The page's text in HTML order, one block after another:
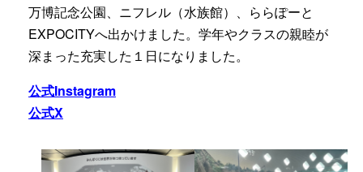
万博記念公園、ニフレル（水族館）、ららぽーと
EXPOCITYへ出かけました。学年やクラスの親睦が
深まった充実した１日になりました。
公式Instagram
公式X